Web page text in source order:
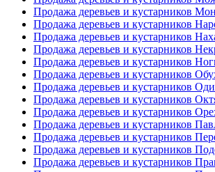
Продажа деревьев и кустарников
Продажа деревьев и кустарников
Продажа деревьев и кустарников
Продажа деревьев и кустарников
Продажа деревьев и кустарников
Продажа деревьев и кустарников
Продажа деревьев и кустарников
Продажа деревьев и кустарников
Продажа деревьев и кустарников
Продажа деревьев и кустарников
Продажа деревьев и кустарников
Продажа деревьев и кустарников
Продажа деревьев и кустарников